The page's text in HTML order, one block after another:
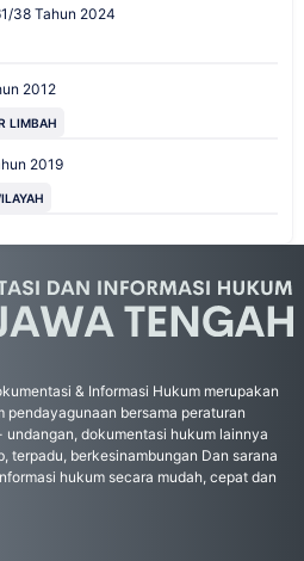
38 Tahun 2024
2012
LIMBAH
2019
& Informasi Hukum merupakan
pendayagunaan bersama peraturan
undangan, dokumentasi hukum lainnya
terpadu, berkesinambungan Dan sarana
hukum secara mudah, cepat dan